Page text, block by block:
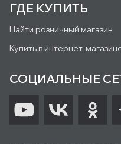
ГДЕ КУПИТЬ
Найти розничный магазин
Купить в интернет-
СОЦИАЛЬНЫЕ